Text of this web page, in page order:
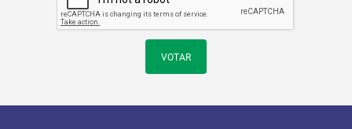
VOTAR